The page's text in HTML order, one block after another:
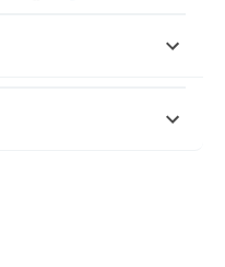
articles/PMC8411033/